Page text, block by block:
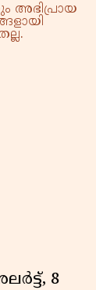
അഭിപ്രായ
8